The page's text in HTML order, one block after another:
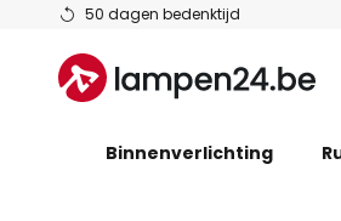
50 dagen bedenktijd
Ga
de
inhoud
Binnenverlichting